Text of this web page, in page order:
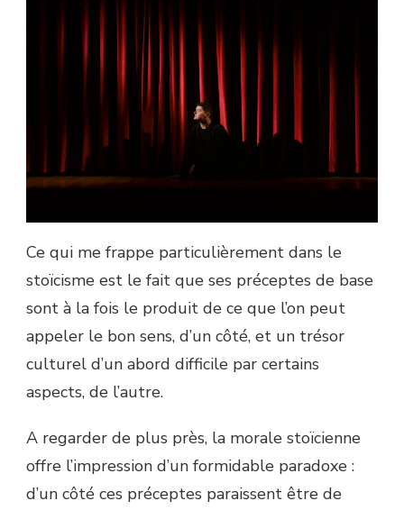
BIEN
ET
Ce qui me frappe particulièrement dans le
stoïcisme est le fait que ses préceptes de base
sont à la fois le produit de ce que l’on peut
appeler le bon sens, d’un côté, et un trésor
culturel d’un abord difficile par certains
aspects, de l’autre.
A regarder de plus près, la morale stoïcienne
offre l’impression d’un formidable paradoxe :
d’un côté ces préceptes paraissent être de